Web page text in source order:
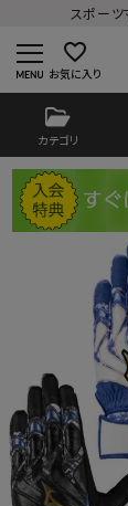
スポー
favorite_border
お気に入り
カテゴリ
ようこそ ゲスト